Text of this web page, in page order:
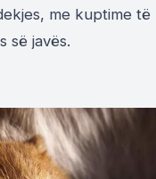
me kuptime të
së javës.